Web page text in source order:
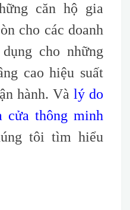
căn hộ gia
cho các doanh
cho những
cao hiệu suất
hành. Và lý do
cửa thông minh
tôi tìm hiểu